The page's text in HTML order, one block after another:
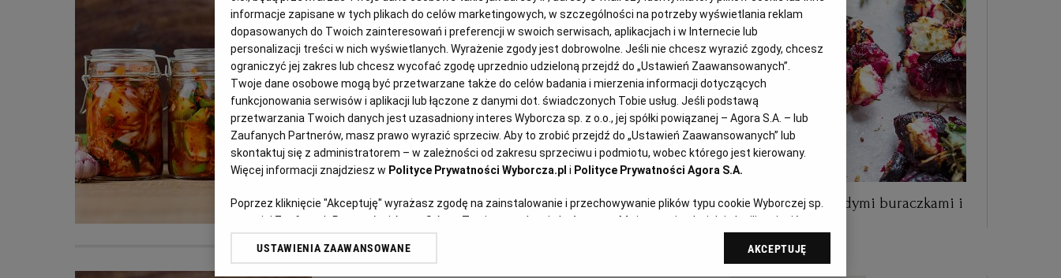
Magazyn Kuchnia
Kimchi
KAPUSTA KAPUSTA KISZONA KAPUSTA PEKIŃSKA KIMCHI
Letnia tarta z młodymi buraczkami i
serem
informacje zapisane w tych plikach do celów marketingowych, w szczególności na potrzeby wyświetlania reklam
dopasowanych do Twoich zainteresowań i preferencji w swoich serwisach, aplikacjach i w Internecie lub
personalizacji treści w nich wyświetlanych. Wyrażenie zgody jest dobrowolne. Jeśli nie chcesz wyrazić zgody, chcesz
ograniczyć jej zakres lub chcesz wycofać zgodę uprzednio udzieloną przejdź do „Ustawień Zaawansowanych”.
Twoje dane osobowe mogą być przetwarzane także do celów badania i mierzenia informacji dotyczących
funkcjonowania serwisów i aplikacji lub łączone z danymi dot. świadczonych Tobie usług. Jeśli podstawą
przetwarzania Twoich danych jest uzasadniony interes Wyborcza sp. z o.o., jej spółki powiązanej – Agora S.A. – lub
Zaufanych Partnerów, masz prawo wyrazić sprzeciw. Aby to zrobić przejdź do „Ustawień Zaawansowanych” lub
skontaktuj się z administratorem – w zależności od zakresu sprzeciwu i podmiotu, wobec którego jest kierowany.
Więcej informacji znajdziesz w Polityce Prywatności Wyborcza.pl i Polityce Prywatności Agora S.A.
Poprzez kliknięcie "Akceptuję" wyrażasz zgodę na zainstalowanie i przechowywanie plików typu cookie Wyborczej sp.
z o. o. jej Zaufanych Partnerów i Agora S.A. na Twoim urządzeniu końcowym. Możesz też w każdej chwili zmienić
swoje preferencje dot. plików cookie, ponownie wywołując narzędzie do zarządzania Twoimi preferencjami dot.
przetwarzania danych poprzez odnośnik „Ustawienia prywatności” w stopce serwisu i przechodząc do sekcji
USTAWIENIA ZAAWANSOWANE AKCEPTUJĘ